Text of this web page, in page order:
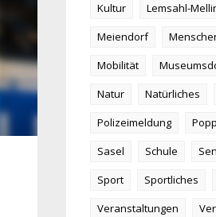
Kultur
Lemsahl-
Meiendorf
Mobilität
Natur
Natürliches
Polizeimeldung
Sasel
Schule
Sport
Sportliches
Veranstaltungen